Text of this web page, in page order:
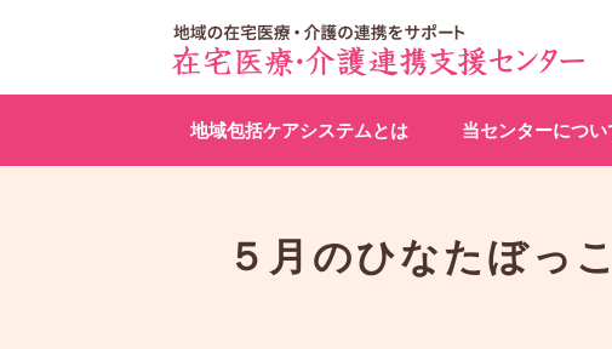
地域包括ケアシステムとは 当センターについ
５月のひなたぼっ